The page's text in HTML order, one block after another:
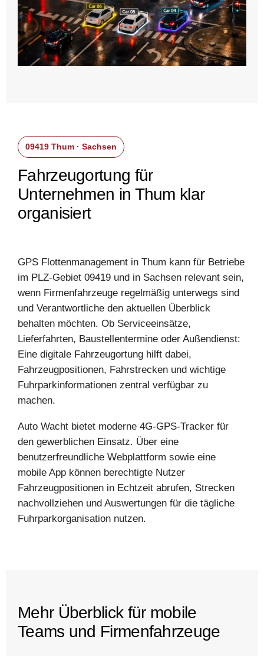
09419 Thum · Sachsen
Fahrzeugortung für
Unternehmen in Thum klar
organisiert
GPS Flottenmanagement in Thum kann für Betriebe
im PLZ-Gebiet 09419 und in Sachsen relevant sein,
wenn Firmenfahrzeuge regelmäßig unterwegs sind
und Verantwortliche den aktuellen Überblick
behalten möchten. Ob Serviceeinsätze,
Lieferfahrten, Baustellentermine oder Außendienst:
Eine digitale Fahrzeugortung hilft dabei,
Fahrzeugpositionen, Fahrstrecken und wichtige
Fuhrparkinformationen zentral verfügbar zu
machen.
Auto Wacht bietet moderne 4G-GPS-Tracker für
den gewerblichen Einsatz. Über eine
benutzerfreundliche Webplattform sowie eine
mobile App können berechtigte Nutzer
Fahrzeugpositionen in Echtzeit abrufen, Strecken
nachvollziehen und Auswertungen für die tägliche
Fuhrparkorganisation nutzen.
Mehr Überblick für mobile
Teams und Firmenfahrzeuge